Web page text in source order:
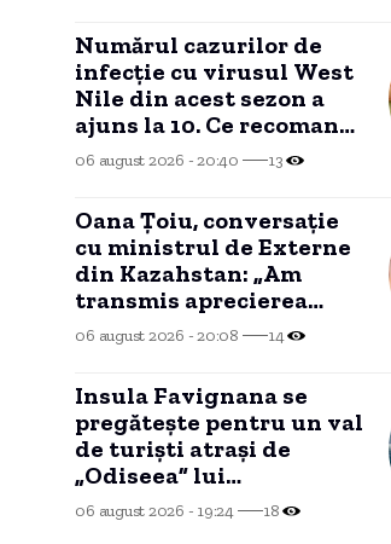
Numărul cazurilor de
infecție cu virusul West
Nile din acest sezon a
ajuns la 10. Ce recomandă
autoritățile
06 august 2026 - 20:40 13
Oana Țoiu, conversație
cu ministrul de Externe
din Kazahstan: „Am
transmis aprecierea
noastră pentru reluarea
exporturilor de țiței”
06 august 2026 - 20:08 14
Insula Favignana se
pregăteşte pentru un val
de turişti atraşi de
„Odiseea” lui
Christopher Nolan. „Ne-
ar putea face rău”
06 august 2026 - 19:24 18